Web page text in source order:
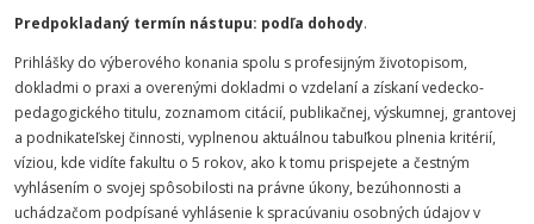
Predpokladaný termín nástupu: podľa dohody.
Prihlášky do výberového konania spolu s profesijným životopisom,
dokladmi o praxi a overenými dokladmi o vzdelaní a získaní vedecko-
pedagogického titulu, zoznamom citácií, publikačnej, výskumnej, grantovej
a podnikateľskej činnosti, vyplnenou aktuálnou tabuľkou plnenia kritérií,
víziou, kde vidíte fakultu o 5 rokov, ako k tomu prispejete a čestným
vyhlásením o svojej spôsobilosti na právne úkony, bezúhonnosti a
uchádzačom podpísané vyhlásenie k spracúvaniu osobných údajov v